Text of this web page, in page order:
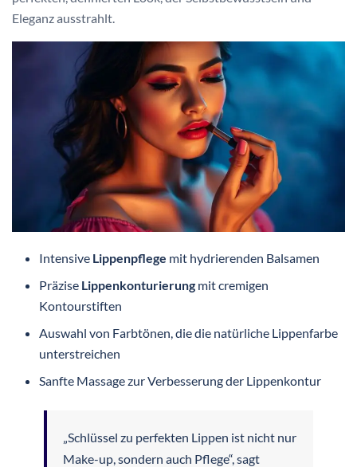
Eleganz ausstrahlt.
Intensive Lippenpflege mit hydrierenden Balsamen
Präzise Lippenkonturierung mit cremigen
Kontourstiften
Auswahl von Farbtönen, die die natürliche Lippenfarbe
unterstreichen
Sanfte Massage zur Verbesserung der Lippenkontur
„Schlüssel zu perfekten Lippen ist nicht nur
Make-up, sondern auch Pflege“, sagt